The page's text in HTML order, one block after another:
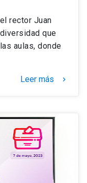
rector Juan
que
aulas, donde
Leer más keyboard_arrow_right